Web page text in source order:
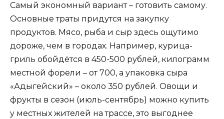
Самый экономный вариант – готовить самому.
Основные траты придутся на закупку
продуктов. Мясо, рыба и сыр здесь ощутимо
дороже, чем в городах. Например, курица-
гриль обойдётся в 450-500 рублей, килограмм
местной форели – от 700, а упаковка сыра
«Адыгейский» – около 350 рублей. Овощи и
фрукты в сезон (июль-сентябрь) можно купить
у местных жителей на трассе, это выгоднее